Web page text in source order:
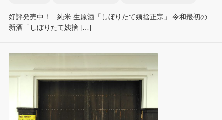
好評発売中！ 純米 生原酒「しぼりたて姨捨正宗」 令和最初の
新酒「しぼりたて姨捨 […]